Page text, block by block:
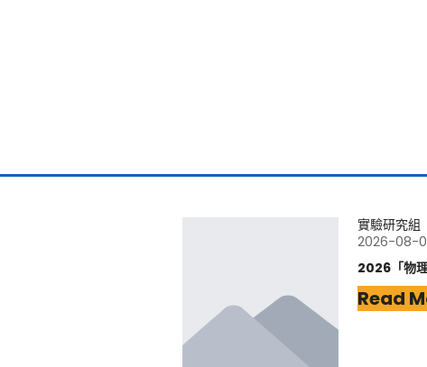
實驗研究組
2026-08-
2026「物
Read